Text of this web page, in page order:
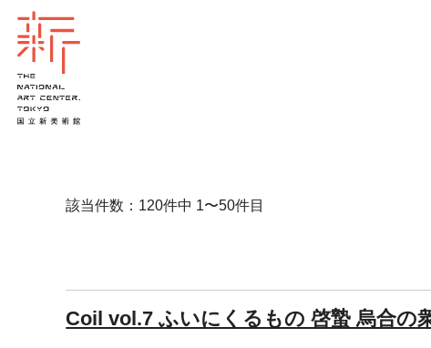
該当件数：120件中 1〜50件目
Coil vol.7 ふいにくるもの 啓蟄 烏合の